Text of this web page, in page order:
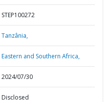
STEP100272
Tanzânia,
Eastern and Southern Africa,
2024/07/30
Disclosed